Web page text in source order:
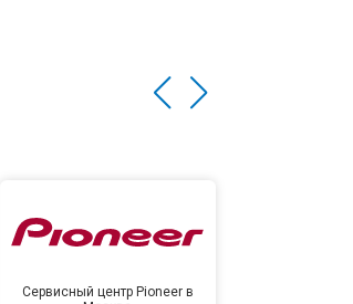
Сервисный центр Pioneer в